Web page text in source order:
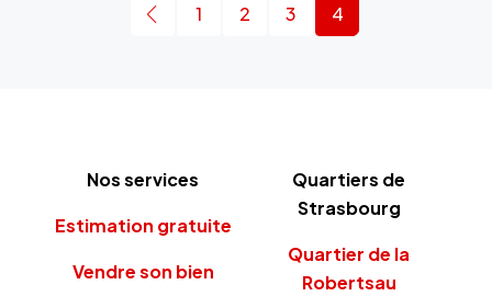
1 2 3 4
Nos services
Estimation gratuite
Vendre son bien
Quartiers de
Strasbourg
Quartier de la
Robertsau